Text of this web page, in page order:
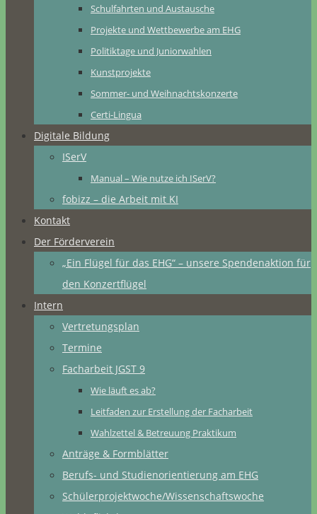
Schulfahrten und Austausche
Projekte und Wettbewerbe am EHG
Politiktage und Juniorwahlen
Kunstprojekte
Sommer- und Weihnachtskonzerte
Certi-Lingua
Digitale Bildung
ISerV
Manual – Wie nutze ich ISerV?
fobizz – die Arbeit mit KI
Kontakt
Der Förderverein
„Ein Flügel für das EHG“ – unsere Spendenaktion für
den Konzertflügel
Intern
Vertretungsplan
Termine
Facharbeit JGST 9
Wie läuft es ab?
Leitfaden zur Erstellung der Facharbeit
Wahlzettel & Betreuung Praktikum
Anträge & Formblätter
Berufs- und Studienorientierung am EHG
Schülerprojektwoche/Wissenschaftswoche